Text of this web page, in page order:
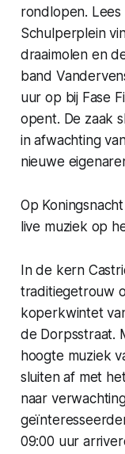
rondlopen. Lees
Schulperplein
draaimolen en
band
uur op bij Fase
opent. De zaak
in afwachting
nieuwe
Op
live muziek op
In de kern
traditiegetrouw
koperkwintet
de Dorpsstraat.
hoogte muziek
sluiten af met
naar
09:00 uur